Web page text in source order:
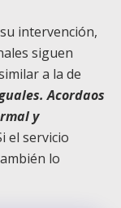
intervención,
siguen
a la de
Acordaos
y
el servicio
lo